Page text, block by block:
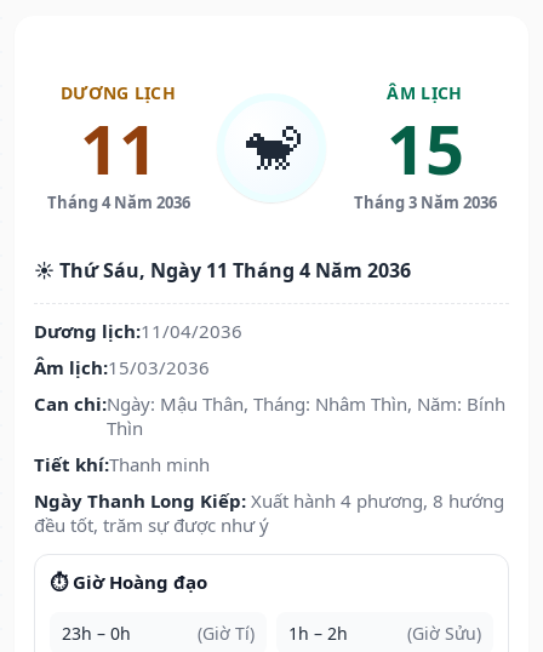
DƯƠNG LỊCH
11
Tháng 4 Năm 2036
🐒
ÂM LỊCH
15
Tháng 3 Năm 2036
☀️ Thứ Sáu, Ngày 11 Tháng 4 Năm 2036
Dương lịch:11/04/2036
Âm lịch:15/03/2036
Can chi:Ngày: Mậu Thân, Tháng: Nhâm Thìn, Năm: Bính
Thìn
Tiết khí:Thanh minh
Ngày Thanh Long Kiếp: Xuất hành 4 phương, 8 hướng
đều tốt, trăm sự được như ý
⏱️ Giờ Hoàng đạo
23h – 0h (Giờ Tí) 1h – 2h (Giờ Sửu)